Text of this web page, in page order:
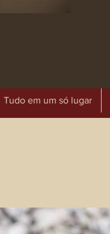
Tudo em um só lugar